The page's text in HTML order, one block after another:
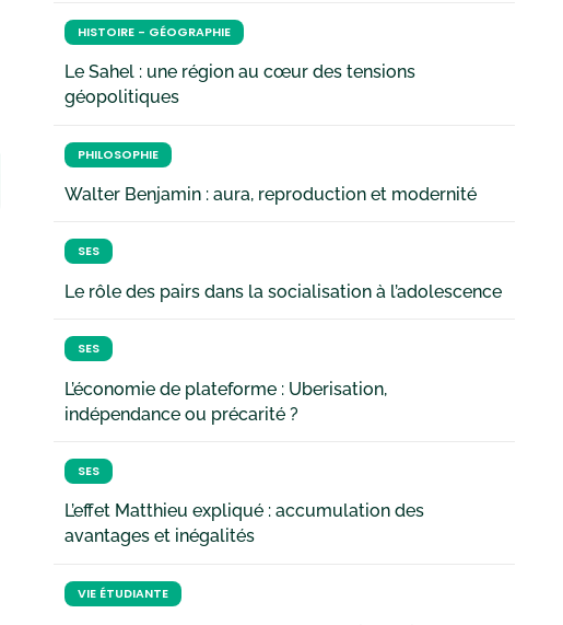
HISTOIRE - GÉOGRAPHIE
Le Sahel : une région au cœur des tensions
géopolitiques
PHILOSOPHIE
Walter Benjamin : aura, reproduction et modernité
SES
Le rôle des pairs dans la socialisation à l’adolescence
SES
L’économie de plateforme : Uberisation,
indépendance ou précarité ?
SES
L’effet Matthieu expliqué : accumulation des
avantages et inégalités
VIE ÉTUDIANTE